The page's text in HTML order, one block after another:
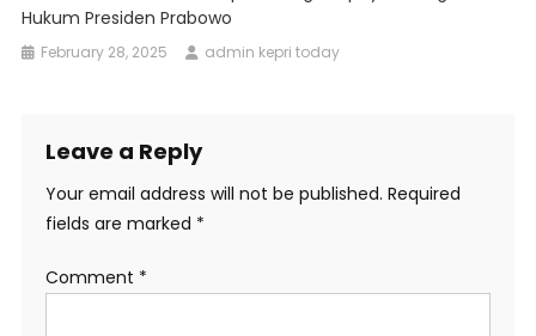
Hukum Presiden Prabowo
February 28, 2025 admin kepri today
Leave a Reply
Your email address will not be published. Required
fields are marked *
Comment *